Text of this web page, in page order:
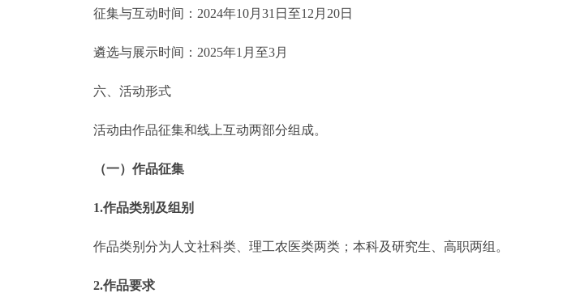
征集与互动时间： 2024年10月 31 日至12 月 20日
遴选与展示时间： 2025年1 月至3月
六、活动形式
活动由作品征集和线上互动两部分组成。
（一）作品征集
1.作品类别及组别
作品类别分为人文社科类、理工农医类两类；本科及研究生、高职两组。
2.作品要求